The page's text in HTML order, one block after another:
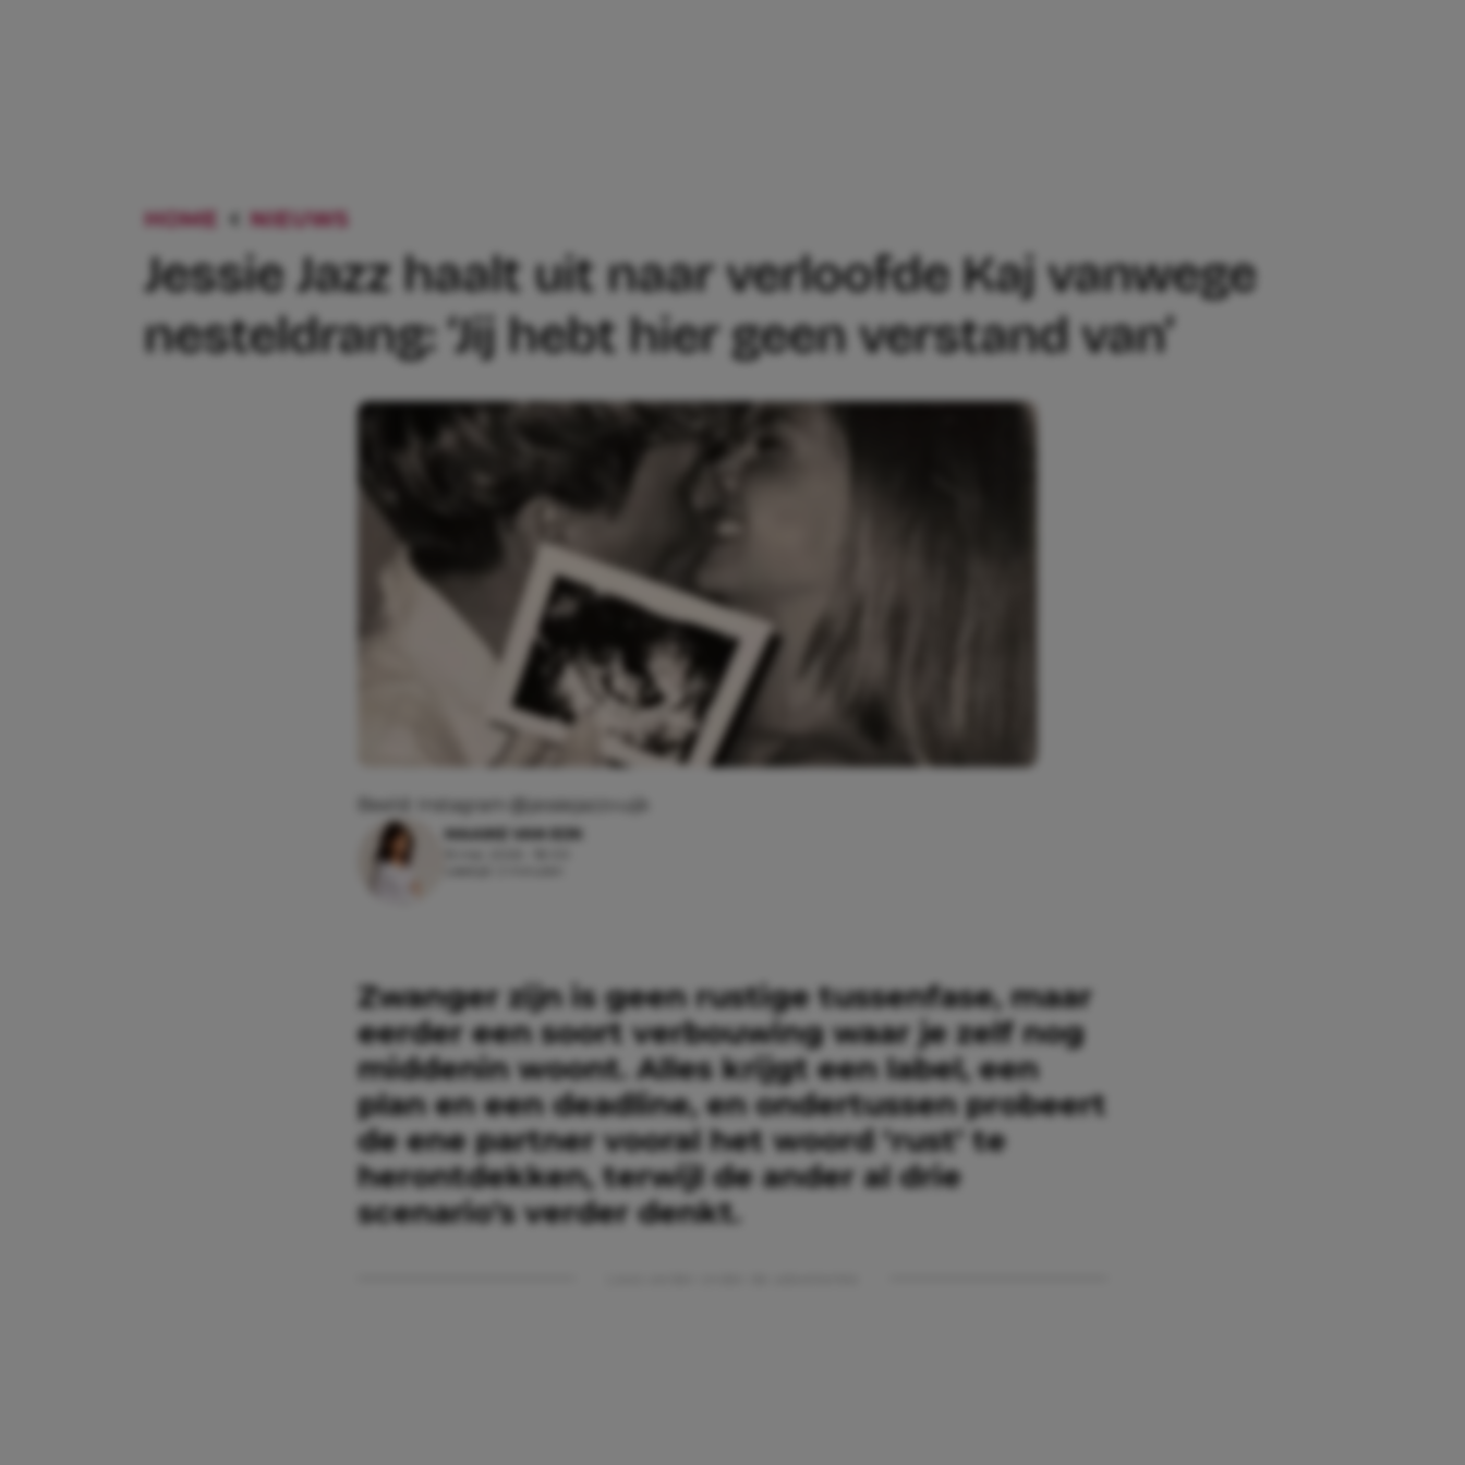
HOME NIEUWS
Jessie Jazz haalt uit naar verloofde Kaj vanwege
nesteldrang: ‘Jij hebt hier geen verstand van’
Beeld: Instagram @jessiejazzvuijk
MAAIKE VAN EIJK
Zwanger zijn is geen rustige tussenfase, maar
eerder een soort verbouwing waar je zelf nog
middenin woont. Alles krijgt een label, een
plan en een deadline, en ondertussen probeert
de ene partner vooral het woord ‘rust’ te
herontdekken, terwijl de ander al drie
scenario’s verder denkt.